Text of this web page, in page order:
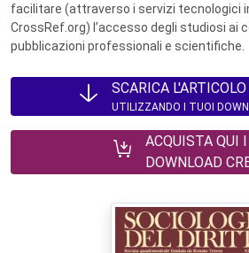
facilitare (attraverso i servizi tecnologici
CrossRef.org) l’accesso degli studiosi ai
pubblicazioni professionali e scientifiche.
SCARICA L'ARTICOLO
UTILIZZANDO I TUOI
ACQUISTA QUI
DOWNLOAD